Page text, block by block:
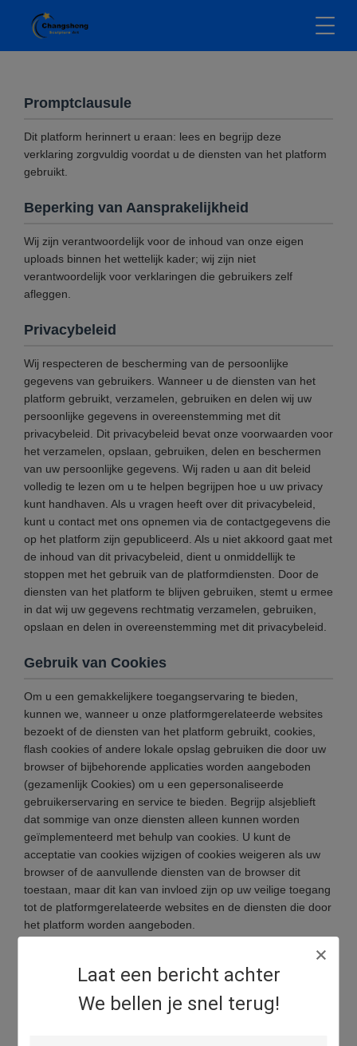
Laat een bericht achter
We bellen je snel terug!
Promptclausule
Dit platform herinnert u eraan: lees en begrijp deze
verklaring zorgvuldig voordat u de diensten van het platform
gebruikt.
Beperking van Aansprakelijkheid
Wij zijn verantwoordelijk voor de inhoud van onze eigen
uploads binnen het wettelijk kader; wij zijn niet
verantwoordelijk voor verklaringen die gebruikers zelf
afleggen.
Privacybeleid
Wij respecteren de bescherming van de persoonlijke
gegevens van gebruikers. Wanneer u de diensten van het
platform gebruikt, verzamelen, gebruiken en delen wij uw
persoonlijke gegevens in overeenstemming met dit
privacybeleid. Dit privacybeleid bevat onze voorwaarden voor
het verzamelen, opslaan, gebruiken, delen en beschermen
van uw persoonlijke gegevens. Wij raden u aan dit beleid
volledig te lezen om u te helpen begrijpen hoe u uw privacy
kunt handhaven. Als u vragen heeft over dit privacybeleid,
kunt u contact met ons opnemen via de contactgegevens die
op het platform zijn gepubliceerd. Als u niet akkoord gaat met
de inhoud van dit privacybeleid, dient u onmiddellijk te
stoppen met het gebruik van de platformdiensten. Door de
diensten van het platform te blijven gebruiken, stemt u ermee
in dat wij uw gegevens rechtmatig verzamelen, gebruiken,
opslaan en delen in overeenstemming met dit privacybeleid.
Gebruik van Cookies
Om u een gemakkelijkere toegangservaring te bieden,
kunnen we, wanneer u onze platformgerelateerde websites
bezoekt of de diensten van het platform gebruikt, cookies,
flash cookies of andere lokale opslag gebruiken die door uw
browser of bijbehorende applicaties worden aangeboden
(gezamenlijk Cookies) om u een gepersonaliseerde
gebruikerservaring en service te bieden. Begrijp alsjeblieft
dat sommige van onze diensten alleen kunnen worden
geïmplementeerd met behulp van cookies. U kunt de
acceptatie van cookies wijzigen of cookies weigeren als uw
browser of de aanvullende diensten van de browser dit
toestaan, maar dit kan van invloed zijn op uw veilige toegang
tot de platformgerelateerde websites en de diensten die door
het platform worden aangeboden.
Bescherming van Uw Persoonlijke Gegevens
Om de veiligheid van uw gegevens te beschermen, streven
we ernaar alle redelijke beveiligingsmaatregelen te nemen